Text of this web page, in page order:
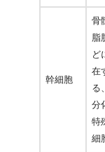
幹細胞
骨
脂
ど
在
る
分
特
細